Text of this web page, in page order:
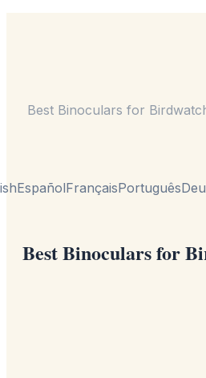
Best Binoculars for
EnglishEspañolFrançais
Best Binoculars